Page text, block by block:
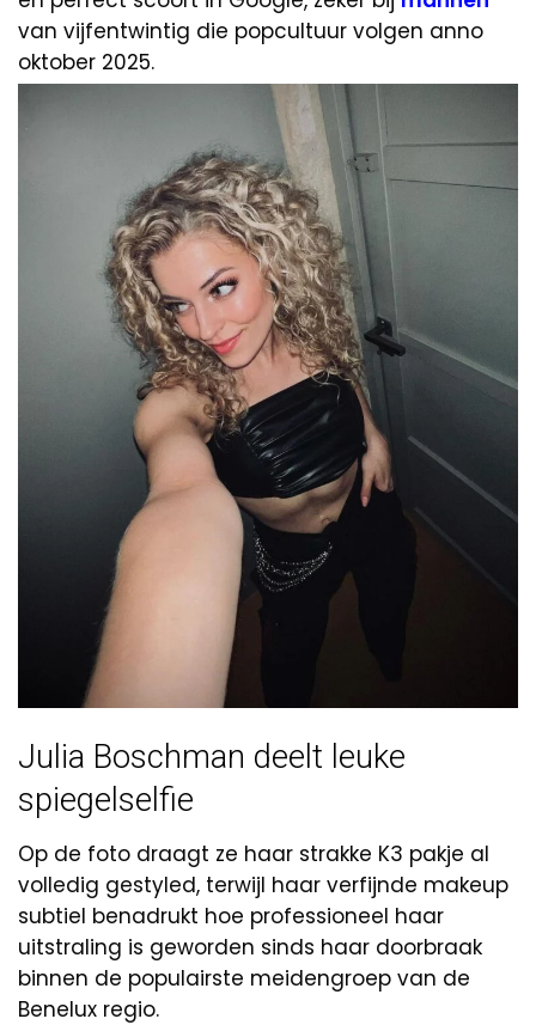
van vijfentwintig die popcultuur volgen anno
oktober 2025.
Julia Boschman deelt leuke
spiegelselfie
Op de foto draagt ze haar strakke K3 pakje al
volledig gestyled, terwijl haar verfijnde makeup
subtiel benadrukt hoe professioneel haar
uitstraling is geworden sinds haar doorbraak
binnen de populairste meidengroep van de
Benelux regio.